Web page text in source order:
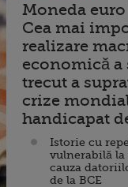
Moneda
Cea mai
realizare
economică a
trecut a
crize
handicapat
Istorie cu
vulnerabilă
cauza
de la BCE